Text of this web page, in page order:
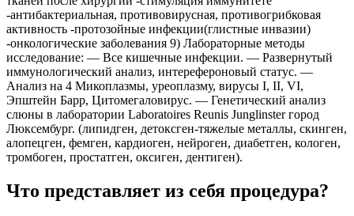
-антибактериальная, противовирусная, противогрибковая
активность -протозойные инфекции(глистные инвазии)
-онкологические заболевания 9) Лабораторные методы
исследование: — Все кишечные инфекции. — Развернутый
иммунологический анализ, интерефероновый статус. —
Анализ на 4 Микоплазмы, уреоплазму, вирусы I, II, VI,
Эпштейн Барр, Цитомегаловирус. — Генетический анализ
слюны в лаборатории Laboratoires Reunis Junglinster город
Люксембург. (липидген, детоксген-тяжелые металлы, скинген,
алопецген, фемген, кардиоген, нейроген, диабетген, кологен,
тромбоген, простатген, оксиген, дентиген).
Что представляет из себя процедура?